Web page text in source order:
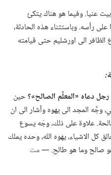
بيت عنيا.‏ وفيما هو هناك يتكئ
رأسه.‏ وباستثناء هذه الحادثة،‏
الى اورشليم حتى قيامته
دعاه «المعلِّم الصالح»؟‏حين
المجد الى يهوه وأشار الى ان
علاوة على ذلك،‏ وجّه يسوع
كل الاشياء،‏ يهوه الله،‏ وحده يملك
صالح وما هو طالح.‏ —‏مت